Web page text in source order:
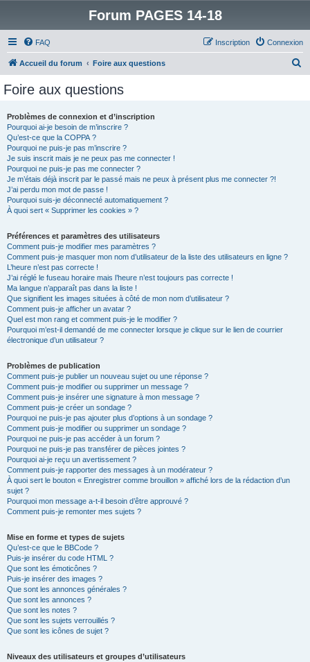
Forum PAGES 14-18
FAQ Connexion
Inscription
Accueil du forum Foire aux questions
Foire aux questions
Problèmes de connexion et d’inscription
Pourquoi ai-je besoin de m’inscrire ?
Qu’est-ce que la COPPA ?
Pourquoi ne puis-je pas m’inscrire ?
Je suis inscrit mais je ne peux pas me connecter !
Pourquoi ne puis-je pas me connecter ?
Je m’étais déjà inscrit par le passé mais ne peux à présent plus me connecter ?!
J’ai perdu mon mot de passe !
Pourquoi suis-je déconnecté automatiquement ?
À quoi sert « Supprimer les cookies » ?
Préférences et paramètres des utilisateurs
Comment puis-je modifier mes paramètres ?
Comment puis-je masquer mon nom d’utilisateur de la liste des utilisateurs en ligne ?
L’heure n’est pas correcte !
J’ai réglé le fuseau horaire mais l’heure n’est toujours pas correcte !
Ma langue n’apparaît pas dans la liste !
Que signifient les images situées à côté de mon nom d’utilisateur ?
Comment puis-je afficher un avatar ?
Quel est mon rang et comment puis-je le modifier ?
Pourquoi m’est-il demandé de me connecter lorsque je clique sur le lien de courrier
électronique d’un utilisateur ?
Problèmes de publication
Comment puis-je publier un nouveau sujet ou une réponse ?
Comment puis-je modifier ou supprimer un message ?
Comment puis-je insérer une signature à mon message ?
Comment puis-je créer un sondage ?
Pourquoi ne puis-je pas ajouter plus d’options à un sondage ?
Comment puis-je modifier ou supprimer un sondage ?
Pourquoi ne puis-je pas accéder à un forum ?
Pourquoi ne puis-je pas transférer de pièces jointes ?
Pourquoi ai-je reçu un avertissement ?
Comment puis-je rapporter des messages à un modérateur ?
À quoi sert le bouton « Enregistrer comme brouillon » affiché lors de la rédaction d’un
sujet ?
Pourquoi mon message a-t-il besoin d’être approuvé ?
Comment puis-je remonter mes sujets ?
Mise en forme et types de sujets
Qu’est-ce que le BBCode ?
Puis-je insérer du code HTML ?
Que sont les émoticônes ?
Puis-je insérer des images ?
Que sont les annonces générales ?
Que sont les annonces ?
Que sont les notes ?
Que sont les sujets verrouillés ?
Que sont les icônes de sujet ?
Niveaux des utilisateurs et groupes d’utilisateurs